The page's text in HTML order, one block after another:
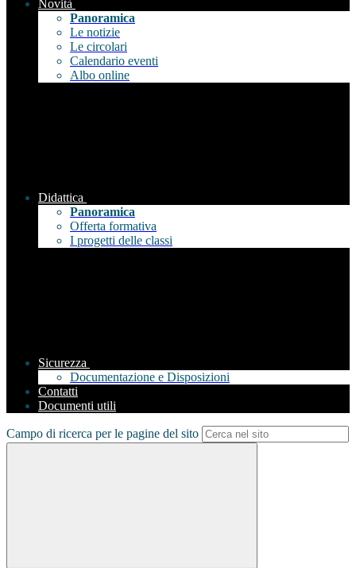
Novità
Panoramica
Le notizie
Le circolari
Calendario eventi
Albo online
Didattica
Panoramica
Offerta formativa
I progetti delle classi
Sicurezza
Documentazione e Disposizioni
Contatti
Documenti utili
Campo di ricerca per le pagine del sito